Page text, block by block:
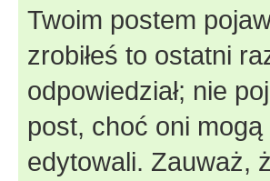
Twoim postem
zrobiłeś to ostatni
odpowiedział; nie
post, choć oni
edytowali. Zauważ,